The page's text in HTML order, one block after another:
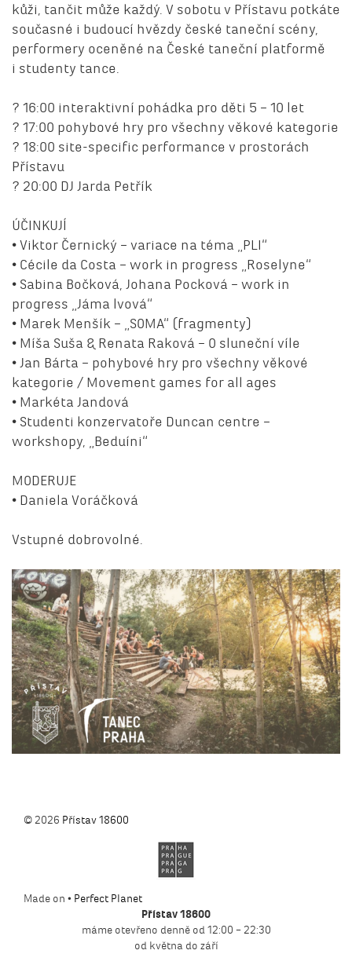
kůži, tančit může každý. V sobotu v Přístavu potkáte
současné i budoucí hvězdy české taneční scény,
performery oceněné na České taneční platformě
i studenty tance.
? 16:00 interaktivní pohádka pro děti 5 – 10 let
? 17:00 pohybové hry pro všechny věkové kategorie
? 18:00 site-specific performance v prostorách
Přístavu
? 20:00 DJ Jarda Petřík
ÚČINKUJÍ
• Viktor Černický – variace na téma „PLI“
• Cécile da Costa – work in progress „Roselyne“
• Sabina Bočková, Johana Pocková – work in
progress „Jáma lvová“
• Marek Menšík – „SOMA“ (fragmenty)
• Míša Suša & Renata Raková – O sluneční víle
• Jan Bárta – pohybové hry pro všechny věkové
kategorie / Movement games for all ages
• Markéta Jandová
• Studenti konzervatoře Duncan centre –
workshopy, „Beduíni“
MODERUJE
• Daniela Voráčková
Vstupné dobrovolné.
© 2026 Přístav 18600
Made on • Perfect Planet
Přístav 18600
máme otevřeno denně od 12:00 – 22:30
od května do září